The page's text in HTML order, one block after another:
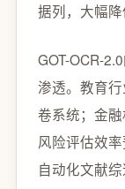
据列，大幅降
GOT-OCR-
渗透。教育
卷系统；金融
风险评估效
自动化文献